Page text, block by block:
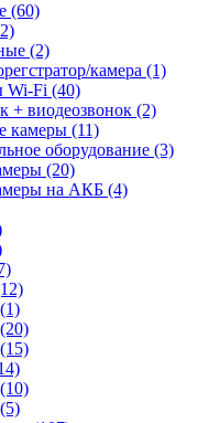
(60)
(2)
камера (1)
Wi-Fi (40)
+ виодеозвонок (2)
камеры (11)
оборудование (3)
(20)
на АКБ (4)
(1)
(20)
(15)
(10)
(5)